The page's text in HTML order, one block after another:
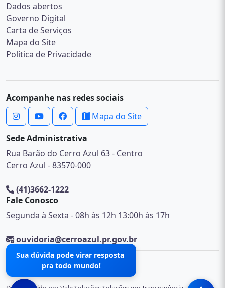
Dados abertos
Governo Digital
Carta de Serviços
Mapa do Site
Política de Privacidade
Acompanhe nas redes sociais
Mapa do Site
Sede Administrativa
Rua Barão do Cerro Azul 63 - Centro
Cerro Azul - 83570-000
(41)3662-1222
Fale Conosco
Segunda à Sexta - 08h às 12h 13:00h às 17h
ouvidoria@cerroazul.pr.gov.br
Sua dúvida pode virar resposta
pra todo mundo!